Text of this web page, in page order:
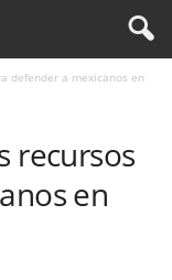
defender a mexicanos en
recursos
en